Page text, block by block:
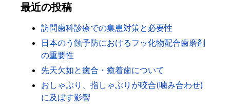
最近の投稿
訪問歯科診療での集患対策と必要性
日本のう蝕予防におけるフッ化物配合歯磨剤
の重要性
先天欠如と癒合・癒着歯について
おしゃぶり、指しゃぶりが咬合(噛み合わせ)
に及ぼす影響